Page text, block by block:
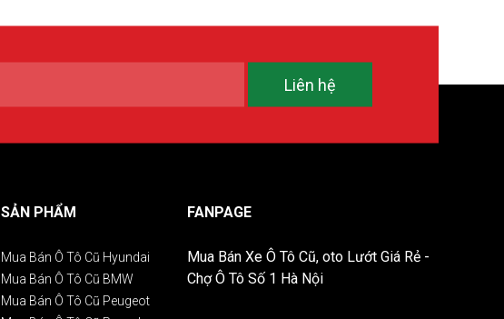
Liên hệ
SẢN PHẨM
Mua Bán Ô Tô Cũ Hyundai
Mua Bán Ô Tô Cũ BMW
Mua Bán Ô Tô Cũ Peugeot
FANPAGE
Mua Bán Xe Ô Tô Cũ, oto Lướt Giá Rẻ -
Chợ Ô Tô Số 1 Hà Nội